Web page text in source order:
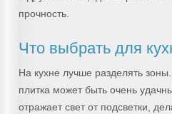
прочность.
Что выбрать для
На кухне лучше разделять
плитка может быть очень
отражает свет от подсветки,